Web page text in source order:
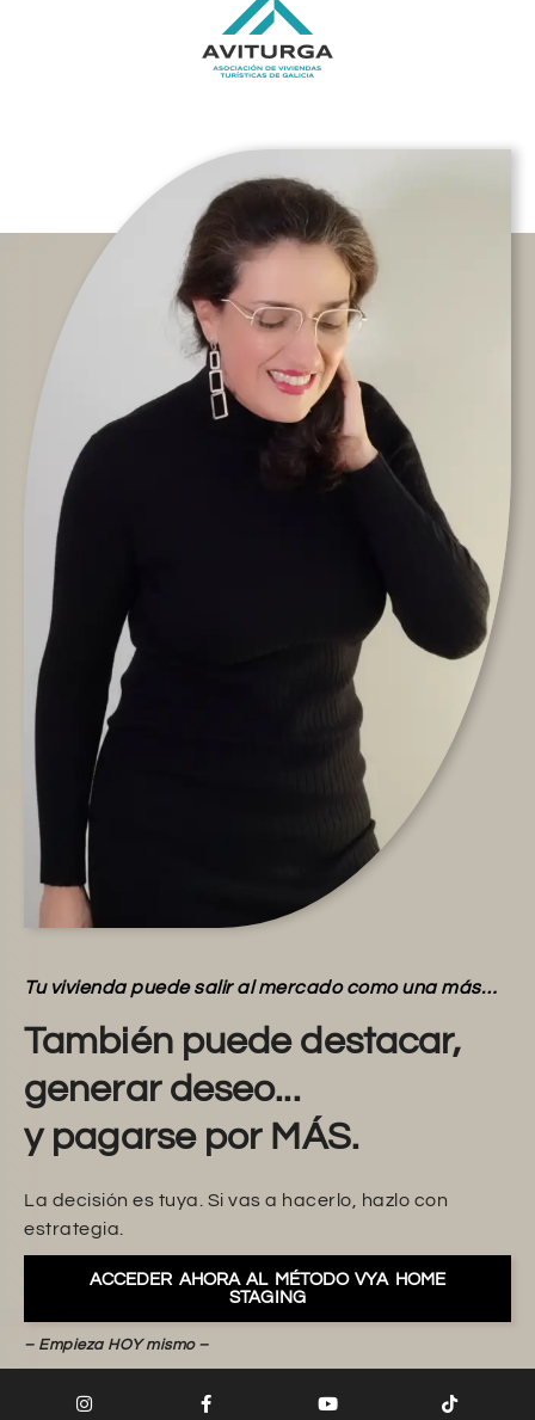
Tu vivienda puede salir al mercado como una más…
También puede destacar,
generar deseo...
y pagarse por MÁS.
La decisión es tuya. Si vas a hacerlo, hazlo con
estrategia.
ACCEDER AHORA AL MÉTODO VYA HOME
STAGING
– Empieza HOY mismo –